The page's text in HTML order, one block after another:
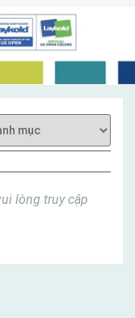
lòng truy cập